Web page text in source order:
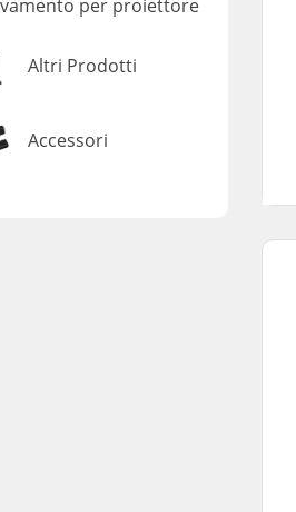
per proiettore
Altri Prodotti
Accessori